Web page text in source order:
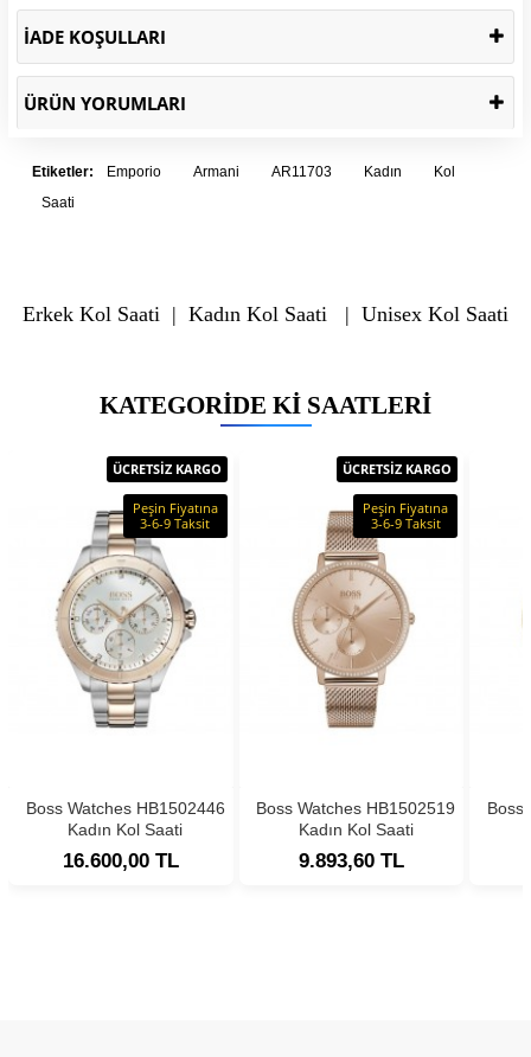
İADE KOŞULLARI
ÜRÜN YORUMLARI
Etiketler: Emporio Armani AR11703 Kadın
Kol
Saati
Erkek Kol Saati | Kadın Kol Saati | Unisex Kol Saati
KATEGORIDE KI SAATLERI
ÜCRETSİZ KARGO
Peşin Fiyatına
3-6-9 Taksit
Boss Watches HB1502446
Kadın Kol Saati
16.600,00 TL
ÜCRETSİZ KARGO
Peşin Fiyatına
3-6-9 Taksit
Boss Watches HB1502519
Kadın Kol Saati
9.893,60 TL
Boss